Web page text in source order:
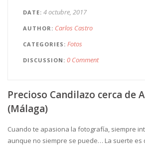
DATE 4 octubre, 2017
AUTHOR Carlos Castro
CATEGORIES Fotos
DISCUSSION 0 Comment
Precioso Candilazo cerca de
(Málaga)
Cuando te apasiona la fotografía, siempre
aunque no siempre se puede… La suerte es